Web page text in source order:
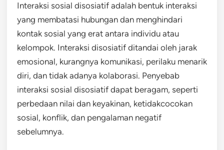
Interaksi sosial disosiatif adalah bentuk interaksi
yang membatasi hubungan dan menghindari
kontak sosial yang erat antara individu atau
kelompok. Interaksi disosiatif ditandai oleh jarak
emosional, kurangnya komunikasi, perilaku menarik
diri, dan tidak adanya kolaborasi. Penyebab
interaksi sosial disosiatif dapat beragam, seperti
perbedaan nilai dan keyakinan, ketidakcocokan
sosial, konflik, dan pengalaman negatif
sebelumnya.